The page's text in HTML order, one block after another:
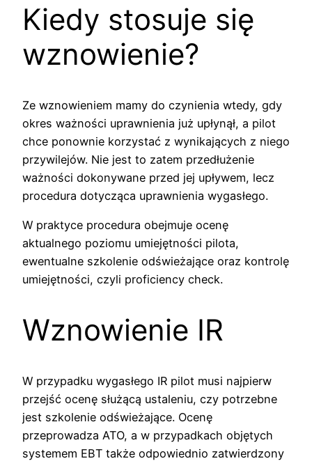
Kiedy stosuje się
wznowienie?
Ze wznowieniem mamy do czynienia wtedy, gdy
okres ważności uprawnienia już upłynął, a pilot
chce ponownie korzystać z wynikających z niego
przywilejów. Nie jest to zatem przedłużenie
ważności dokonywane przed jej upływem, lecz
procedura dotycząca uprawnienia wygasłego.
W praktyce procedura obejmuje ocenę
aktualnego poziomu umiejętności pilota,
ewentualne szkolenie odświeżające oraz kontrolę
umiejętności, czyli proficiency check.
Wznowienie IR
W przypadku wygasłego IR pilot musi najpierw
przejść ocenę służącą ustaleniu, czy potrzebne
jest szkolenie odświeżające. Ocenę
przeprowadza ATO, a w przypadkach objętych
systemem EBT także odpowiednio zatwierdzony